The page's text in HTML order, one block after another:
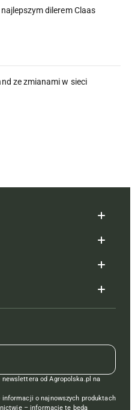
dilerem Claas
ze zmianami w sieci
newslettera od Agropolska.pl na
informacji o najnowszych produktach
– informacje te będą